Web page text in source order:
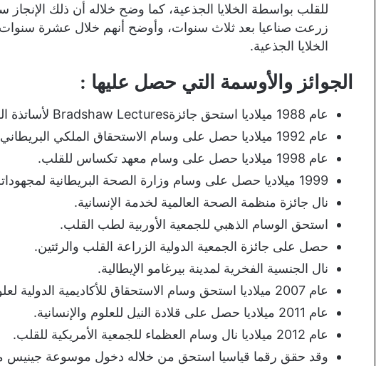
للقلب بواسطة الخلايا الجذعية، كما وضح خلاله أن ذلك
زرعت صناعيا بعد ثلاث سنوات، وأوضح أنهم خلال عشرة
الخلايا الجذعية.
الجوائز والأوسمة التي حصل عليها :
عام 1988 ميلاديا استحق جائزةBradshaw Lectures لأساتذة الكلية الملكية للطب عن جدارة.
عام 1992 ميلاديا حصل على وسام الاستحقاق الملكي البريطاني.
عام 1998 ميلاديا حصل على وسام معهد تكساس للقلب.
1999 ميلاديا حصل على وسام وزارة الصحة البريطانية لمجهوداته في تطوير الطب.
نال جائزة منظمة الصحة العالمية لخدمة الإنسانية.
استحق الوسام الذهبي للجمعية الأوربية لطب القلب.
حصل على جائزة الجمعية الدولية الزراعة القلب والرئتين.
نال الجنسية الفخرية لمدينة بيرغامو الإيطالية.
عام 2007 ميلاديا استحق وسام الاستحقاق للأكاديمية الدولية لعلوم القلب.
عام 2011 ميلاديا حصل على قلادة النيل للعلوم والإنسانية.
عام 2012 ميلاديا نال وسام العظماء للجمعية الأمريكية للقلب.
وقد حقق رقما قياسيا استحق من خلاله دخول موسوعة جينيس